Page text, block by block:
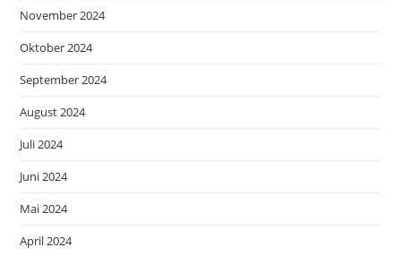
November 2024
Oktober 2024
September 2024
August 2024
Juli 2024
Juni 2024
Mai 2024
April 2024